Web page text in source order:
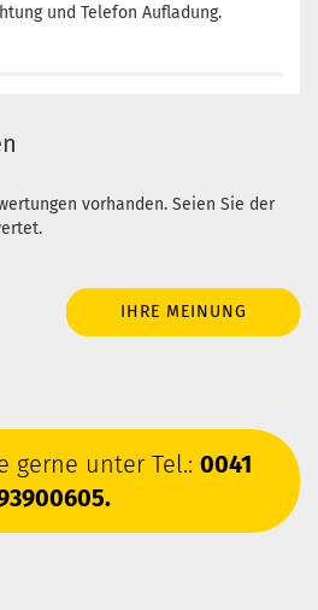
und Telefon Aufladung.
vorhanden. Seien Sie der
IHRE MEINUNG
gerne unter Tel.: 0041